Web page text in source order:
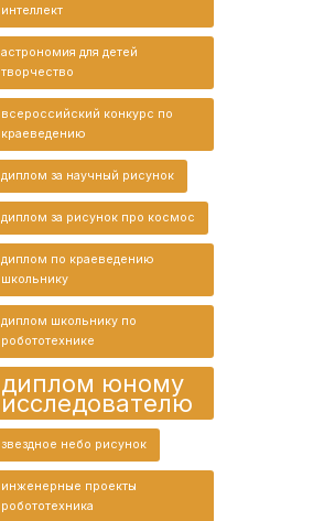
интеллект
астрономия для детей
творчество
всероссийский конкурс по
краеведению
диплом за научный рисунок
диплом за рисунок про космос
диплом по краеведению
школьнику
диплом школьнику по
робототехнике
диплом юному
исследователю
звездное небо рисунок
инженерные проекты
робототехника